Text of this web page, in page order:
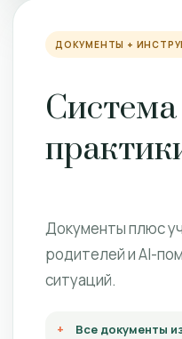
ДОКУМЕНТЫ +
Система
Документы плюс
родителей и AI-
ситуаций.
Все документы